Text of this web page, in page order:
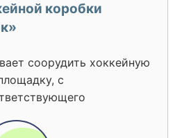
коробки
соорудить хоккейную
с
Хоккейная